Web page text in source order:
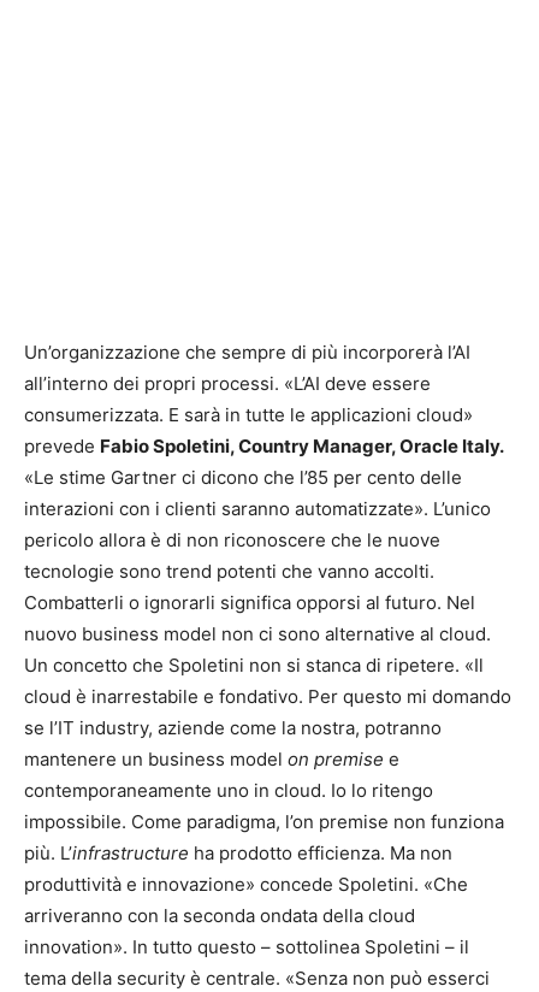
Un’organizzazione che sempre di più incorporerà l’AI
all’interno dei propri processi. «L’AI deve essere
consumerizzata. E sarà in tutte le applicazioni cloud»
prevede Fabio Spoletini, Country Manager, Oracle Italy.
«Le stime Gartner ci dicono che l’85 per cento delle
interazioni con i clienti saranno automatizzate». L’unico
pericolo allora è di non riconoscere che le nuove
tecnologie sono trend potenti che vanno accolti.
Combatterli o ignorarli significa opporsi al futuro. Nel
nuovo business model non ci sono alternative al cloud.
Un concetto che Spoletini non si stanca di ripetere. «Il
cloud è inarrestabile e fondativo. Per questo mi domando
se l’IT industry, aziende come la nostra, potranno
mantenere un business model on premise e
contemporaneamente uno in cloud. Io lo ritengo
impossibile. Come paradigma, l’on premise non funziona
più. L’infrastructure ha prodotto efficienza. Ma non
produttività e innovazione» concede Spoletini. «Che
arriveranno con la seconda ondata della cloud
innovation». In tutto questo – sottolinea Spoletini – il
tema della security è centrale. «Senza non può esserci